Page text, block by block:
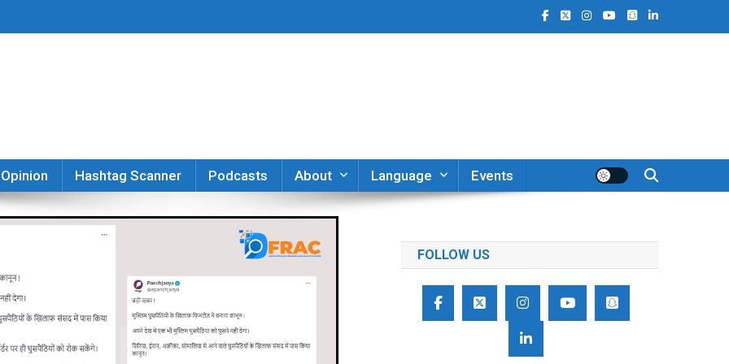
Opinion Hashtag Scanner Podcasts About Language Events
FOLLOW US